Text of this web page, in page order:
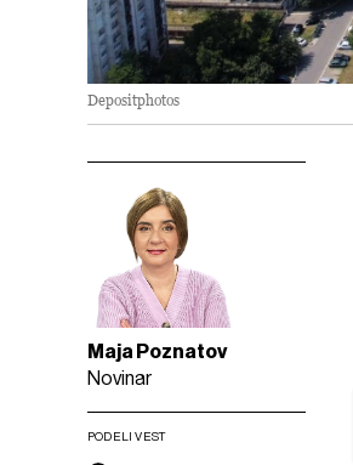
Depositphotos
Maja Poznatov
Novinar
PODELI VEST